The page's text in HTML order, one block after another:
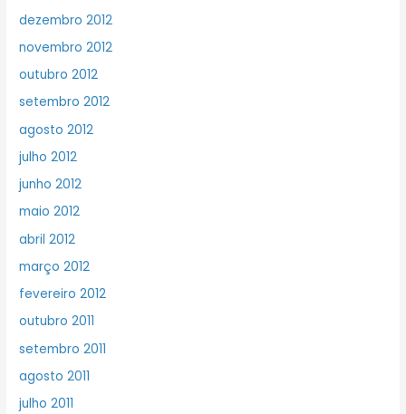
dezembro 2012
novembro 2012
outubro 2012
setembro 2012
agosto 2012
julho 2012
junho 2012
maio 2012
abril 2012
março 2012
fevereiro 2012
outubro 2011
setembro 2011
agosto 2011
julho 2011